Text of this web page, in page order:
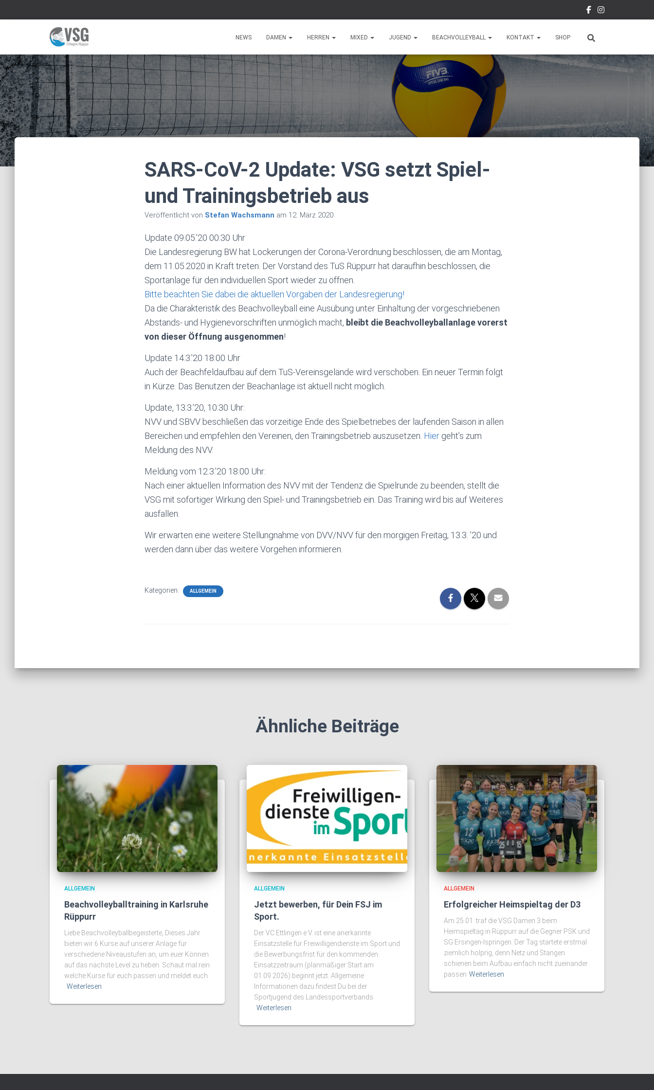
NEWS DAMEN HERREN MIXED JUGEND BEACHVOLLEYBALL KONTAKT SHOP
SARS-CoV-2 Update: VSG setzt Spiel-
und Trainingsbetrieb aus
Veröffentlicht von Stefan Wachsmann am 12. März 2020
Update 09.05.’20 00:30 Uhr
Die Landesregierung BW hat Lockerungen der Corona-Verordnung beschlossen, die am Montag,
dem 11.05.2020 in Kraft treten. Der Vorstand des TuS Rüppurr hat daraufhin beschlossen, die
Sportanlage für den individuellen Sport wieder zu öffnen.
Bitte beachten Sie dabei die aktuellen Vorgaben der Landesregierung!
Da die Charakteristik des Beachvolleyball eine Ausübung unter Einhaltung der vorgeschriebenen
Abstands- und Hygienevorschriften unmöglich macht, bleibt die Beachvolleyballanlage vorerst
von dieser Öffnung ausgenommen!
Update 14.3.’20 18:00 Uhr
Auch der Beachfeldaufbau auf dem TuS-Vereinsgelände wird verschoben. Ein neuer Termin folgt
in Kürze. Das Benutzen der Beachanlage ist aktuell nicht möglich.
Update, 13.3.’20, 10:30 Uhr:
NVV und SBVV beschließen das vorzeitige Ende des Spielbetriebes der laufenden Saison in allen
Bereichen und empfehlen den Vereinen, den Trainingsbetrieb auszusetzen. Hier geht’s zum
Meldung des NVV.
Meldung vom 12.3.’20 18:00 Uhr:
Nach einer aktuellen Information des NVV mit der Tendenz die Spielrunde zu beenden, stellt die
VSG mit sofortiger Wirkung den Spiel- und Trainingsbetrieb ein. Das Training wird bis auf Weiteres
ausfallen.
Wir erwarten eine weitere Stellungnahme von DVV/NVV für den morgigen Freitag, 13.3. ’20 und
werden dann über das weitere Vorgehen informieren.
Kategorien: ALLGEMEIN
Ähnliche Beiträge
ALLGEMEIN
Beachvolleyballtraining in Karlsruhe
Rüppurr
Liebe Beachvolleyballbegeisterte, Dieses Jahr
bieten wir 6 Kurse auf unserer Anlage für
verschiedene Niveaustufen an, um euer Können
auf das nächste Level zu heben. Schaut mal rein
welche Kurse für euch passen und meldet euch
Weiterlesen
ALLGEMEIN
Jetzt bewerben, für Dein FSJ im
Sport.
Der VC Ettlingen e.V. ist eine anerkannte
Einsatzstelle für Freiwilligendienste im Sport und
die Bewerbungsfrist für den kommenden
Einsatzzeitraum (planmäßiger Start am
01.09.2026) beginnt jetzt. Allgemeine
Informationen dazu findest Du bei der
Sportjugend des Landessportverbands
Weiterlesen
ALLGEMEIN
Erfolgreicher Heimspieltag der D3
Am 25.01. traf die VSG Damen 3 beim
Heimspieltag in Rüppurr auf die Gegner PSK und
SG Ersingen-Ispringen. Der Tag startete erstmal
ziemlich holprig, denn Netz und Stangen
schienen beim Aufbau einfach nicht zueinander
passen Weiterlesen